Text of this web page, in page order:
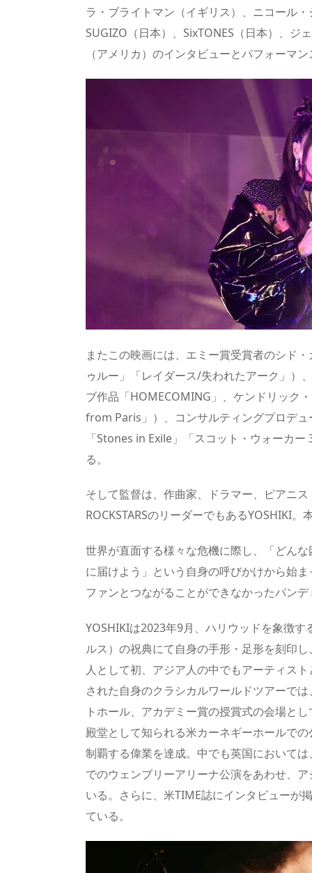
ラ・ブライトマン（イギリス）、ニコール
SUGIZO（日本）、SixTONES（日本）、ジ
（アメリカ）のインタビューとパフォーマン
またこの映画には、エミー賞受賞者のシド
ゥルー」「レイダース/失われたアーク」）
ブ作品「HOMECOMING」、ケンドリック
from Paris」）、コンサルティングプロデュ
「Stones in Exile」「スコット・ウォーカ
る。
そして監督は、作曲家、ドラマー、ピアニス
ROCKSTARSのリーダーでもあるYOSHIKI。
世界が直面する様々な危機に際し、「どん
に届けよう」という自身の呼びかけから始
ファンとつながることができなかったパンデ
YOSHIKIは2023年9月、ハリウッドを象徴
ルス）の祝典にて自身の手形・足形を刻印
人として初、アジア人の中でもアーティス
された自身のクラシカルワールドツアーで
トホール、アカデミー賞の授賞式の会場と
殿堂として知られる米カーネギーホールで
制覇する偉業を達成。中でも英国において
でのウェンブリーアリーナ公演をあわせ、
いる。さらに、米TIME誌にインタビューが
ている。